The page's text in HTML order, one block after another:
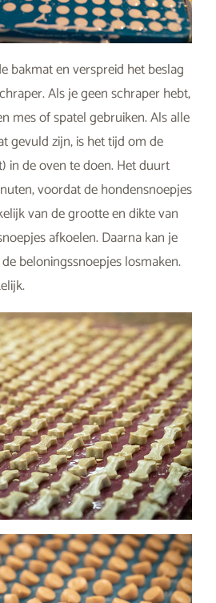
bakmat en verspreid het beslag
Als je geen schraper hebt,
mes of spatel gebruiken. Als alle
gevuld zijn, is het tijd om de
in de oven te doen. Het duurt
voordat de hondensnoepjes
van de grootte en dikte van
afkoelen. Daarna kan je
beloningssnoepjes losmaken.